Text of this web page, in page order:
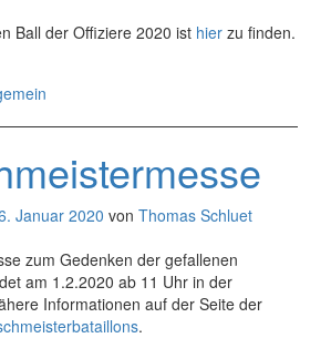
Ball der Offiziere 2020 ist hier zu finden.
Januar 2020 von Thomas Schluet
zum Gedenken der gefallenen
am 1.2.2020 ab 11 Uhr in der
Informationen auf der Seite der
.